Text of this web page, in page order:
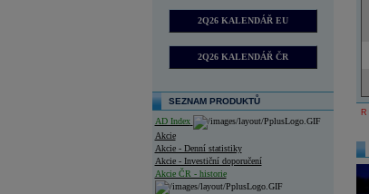
2Q26 KALENDÁŘ EU
2Q26 KALENDÁŘ ČR
SEZNAM PRODUKTŮ
AD Index
Akcie
Akcie - Denní statistiky
Akcie - Investiční doporučení
Akcie ČR - historie
R